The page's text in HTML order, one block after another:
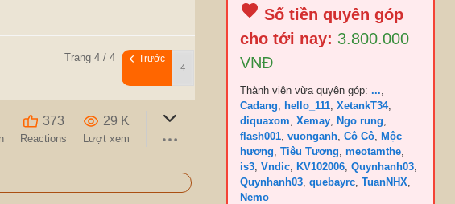
Trang 4 / 4 Trước
373
Reactions
29 K
Lượt xem
Số tiền quyên góp
cho tới nay: 3.800.000
VNĐ
Thành viên vừa quyên góp:...,
Cadang, hello_111,XetankT34,
diquaxom,Xemay, Ngo rung,
flash001,vuonganh,Cô Cô, Mộc
hương,Tiêu Tương,meotamthe,
is3,Vndic, KV102006,Quynhanh03,
Quynhanh03,quebayrc,TuanNHX,
Nemo